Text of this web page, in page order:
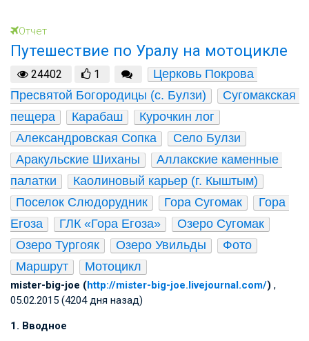
Отчет
Путешествие по Уралу на мотоцикле
24402 1
Церковь Покрова
Пресвятой Богородицы (с. Булзи)
Сугомакская
пещера
Карабаш
Курочкин лог
Александровская Сопка
Село Булзи
Аракульские Шиханы
Аллакские каменные
палатки
Каолиновый карьер (г. Кыштым)
Поселок Слюдорудник
Гора Сугомак
Гора
Егоза
ГЛК «Гора Егоза»
Озеро Сугомак
Озеро Тургояк
Озеро Увильды
Фото
Маршрут
Мотоцикл
mister-big-joe (http://mister-big-joe.livejournal.com/) ,
05.02.2015 (4204 дня назад)
1. Вводное